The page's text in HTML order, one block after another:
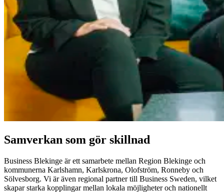
Samverkan som gör skillnad
Business Blekinge är ett samarbete mellan Region Blekinge och
kommunerna Karlshamn, Karlskrona, Olofström, Ronneby och
Sölvesborg. Vi är även regional partner till Business Sweden, vilket
skapar starka kopplingar mellan lokala möjligheter och nationellt